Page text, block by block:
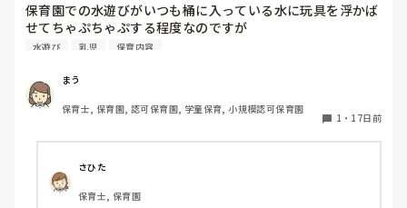
推し活って、遠くても苦じゃないですよね。それのような。
通勤が1時間半以上とかになるならまた考えものだけど、50分
くらいならば、通勤時間を工夫して楽しくもできそうだし。
僕は、保育を楽しくすることを大切にしたいから、それは職場
環境も大切だから、そう考えます。
保育園での水遊びがいつも桶に入っている水に玩具を浮かば
せてちゃぷちゃぷする程度なのですが
何か乳児さんで水遊びのおすすめはございますか？
水遊び 乳児 保育内容
まう
保育士, 保育園, 認可保育園, 学童保育, 小規模認可保育園
1 ・ 17日前
さひた
保育士, 保育園